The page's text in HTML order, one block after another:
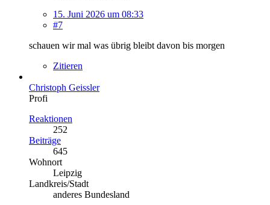
15. Juni 2026 um 08:33
#7
schauen wir mal was übrig bleibt davon bis morgen
Zitieren
Christoph Geissler
Profi
Reaktionen
252
Beiträge
645
Wohnort
Leipzig
Landkreis/Stadt
anderes Bundesland